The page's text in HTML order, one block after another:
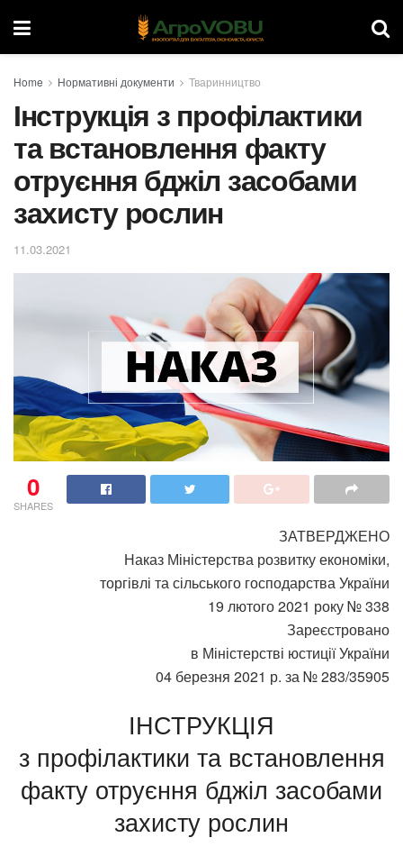
Home Нормативні документи Тваринництво
Інструкція з профілактики
та встановлення факту
отруєння бджіл засобами
захисту рослин
11.03.2021
0
SHARES
ЗАТВЕРДЖЕНО
Наказ Міністерства розвитку економіки,
торгівлі та сільського господарства України
19 лютого 2021 року № 338
Зареєстровано
в Міністерстві юстиції України
04 березня 2021 р. за № 283/35905
ІНСТРУКЦІЯ
з профілактики та встановлення
факту отруєння бджіл засобами
захисту рослин